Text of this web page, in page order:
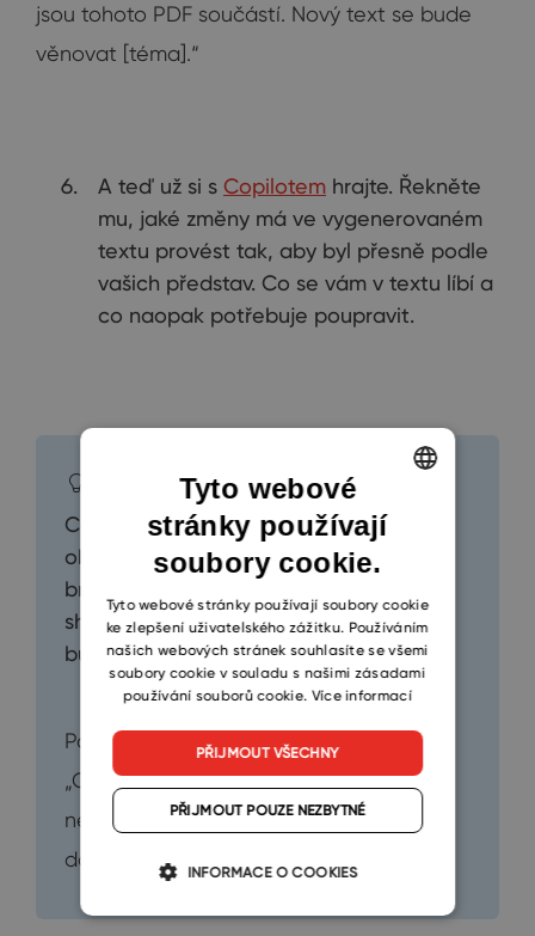
jsou tohoto PDF součástí. Nový text se bude
věnovat [téma].“
A teď už si s Copilotem hrajte. Řekněte
mu, jaké změny má ve vygenerovaném
textu provést tak, aby byl přesně podle
vašich představ. Co se vám v textu líbí a
co naopak potřebuje poupravit.
Copilot v prohlížeči Edge umí zestručnit
obsáhlá PDF. Pokud se už nechcete
brodit dlouhými texty, požádejte jej o
shrnutí. Ušetříte tak spoustu času a
budete se v textu lépe orientovat.
Použít můžete například tento příkaz:
„Copilote, prosím o výtah těch
nejdůležitějších informací z tohoto PDF
dokumentu.“
ENGLISH
CZECH
SLOVAK
Tyto webové
stránky používají
soubory cookie.
Tyto webové stránky používají soubory cookie
ke zlepšení uživatelského zážitku. Používáním
našich webových stránek souhlasíte se všemi
soubory cookie v souladu s našimi zásadami
používání souborů cookie. Více informací
PŘIJMOUT VŠECHNY
PŘIJMOUT POUZE NEZBYTNÉ
INFORMACE O COOKIES